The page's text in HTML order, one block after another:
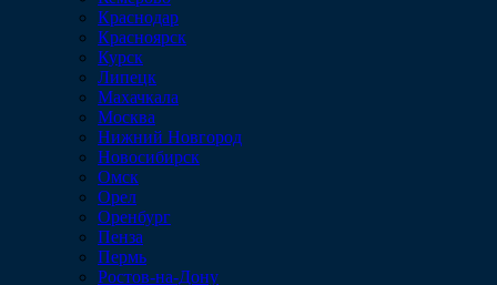
Краснодар
Красноярск
Курск
Липецк
Махачкала
Москва
Нижний Новгород
Новосибирск
Омск
Орел
Оренбург
Пенза
Пермь
Ростов-на-Дону